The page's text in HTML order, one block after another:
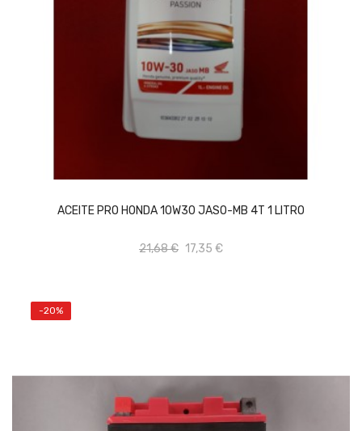
ACEITE PRO HONDA 10W30 JASO-MB 4T 1 LITRO
21,68 € 17,35 €
-20%